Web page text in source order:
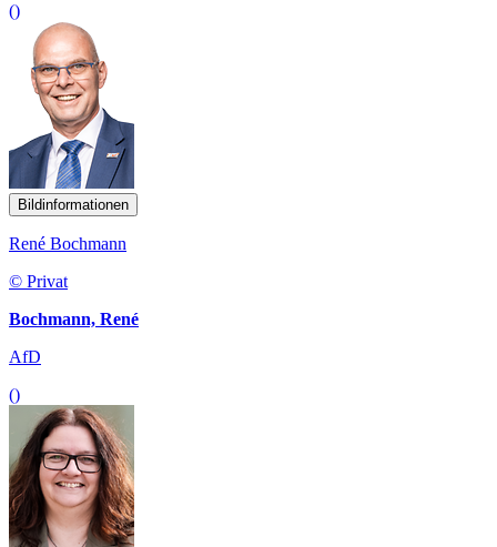
()
Bildinformationen
René Bochmann
© Privat
Bochmann, René
AfD
()